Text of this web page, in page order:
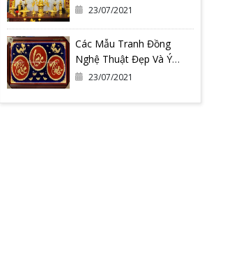
Gia Tiên
23/07/2021
Các Mẫu Tranh Đồng
Nghệ Thuật Đẹp Và Ý
Nghĩa Nhất Tại Đồ Đồng
23/07/2021